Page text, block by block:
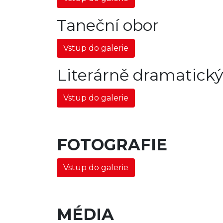
Taneční obor
Vstup do galerie
Literárně
Vstup do galerie
FOTOGRAFIE
Vstup do galerie
MÉDIA